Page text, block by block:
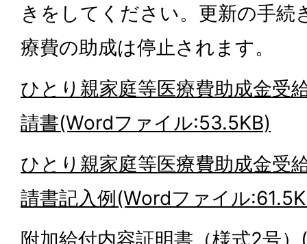
きをしてください。更新の手続
療費の助成は停止されます。
ひとり親家庭等医療費助成金受
請書(Wordファイル:53.5KB)
ひとり親家庭等医療費助成金受
請書記入例(Wordファイル
附加給付内容証明書（様式2号